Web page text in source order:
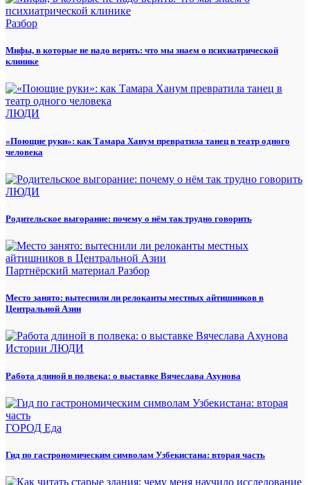
Разбор
Мифы, в которые не надо верить: что мы знаем о психиатрической
клинике
ЛЮДИ
«Поющие руки»: как Тамара Ханум превратила танец в театр одного
человека
ЛЮДИ
Родительское выгорание: почему о нём так трудно говорить
Партнёрский материал Разбор
Место занято: вытеснили ли релоканты местных айтишников в
Центральной Азии
Истории ЛЮДИ
Работа длиной в полвека: о выставке Вячеслава Ахунова
ГОРОД Еда
Гид по гастрономическим символам Узбекистана: вторая часть